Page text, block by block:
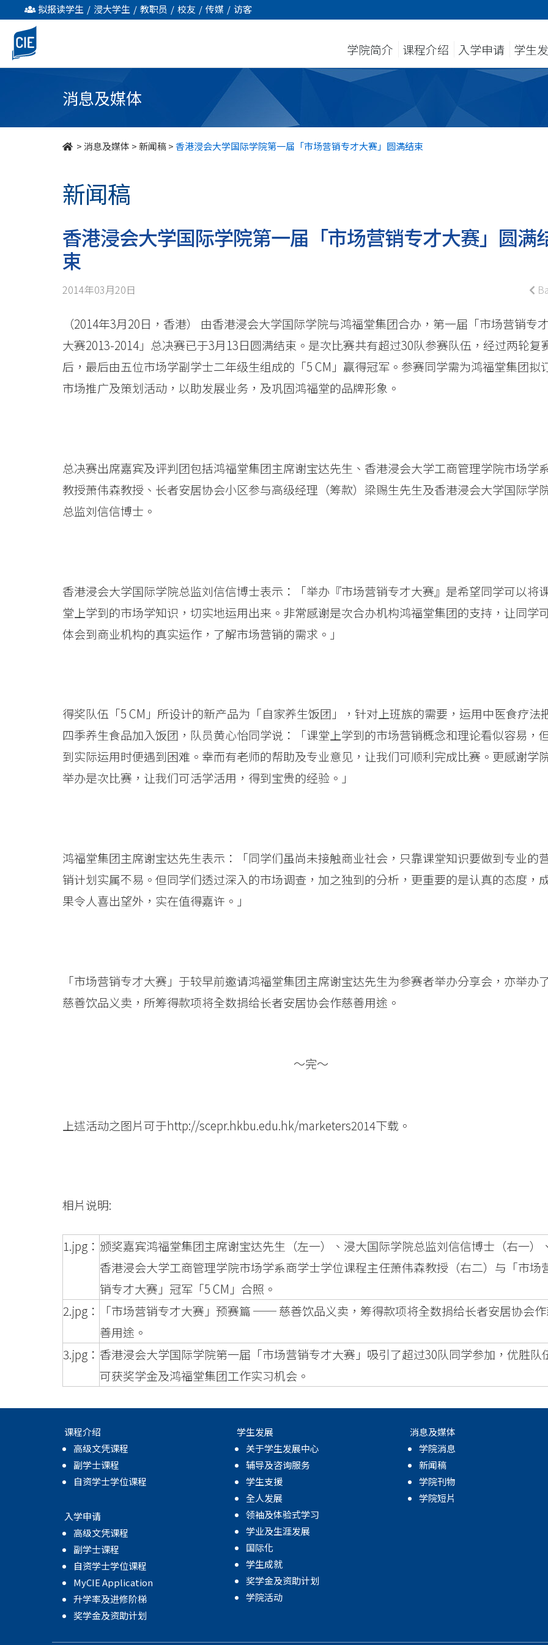
香
港
浸
拟报读学生 / 浸大学生 / 教职员 / 校友 / 传媒 / 访客
学院简介 课程介绍 入学申请 学生
消息及媒体
>消息及媒体 >新闻稿>香港浸会大学国际学院第一届「市场营销专才大赛」圆满结束
新闻稿
香港浸会大学国际学院第一届「市场营销专才大赛」圆满
束
2014年03月20日
（2014年3月20日，香港） 由香港浸会大学国际学院与鸿福堂集团合办，第一届「市场营销专才
大赛2013-2014」总决赛已于3月13日圆满结束。是次比赛共有超过30队参赛队伍，经过两轮复
后，最后由五位市场学副学士二年级生组成的「5 CM」赢得冠军。参赛同学需为鸿福堂集团拟
市场推广及策划活动，以助发展业务，及巩固鸿福堂的品牌形象。
总决赛出席嘉宾及评判团包括鸿福堂集团主席谢宝达先生、香港浸会大学工商管理学院市场学
教授萧伟森教授、长者安居协会小区参与高级经理（筹款）梁赐生先生及香港浸会大学国际学
总监刘信信博士。
香港浸会大学国际学院总监刘信信博士表示：「举办『市场营销专才大赛』是希望同学可以将
堂上学到的市场学知识，切实地运用出来。非常感谢是次合办机构鸿福堂集团的支持，让同学
体会到商业机构的真实运作，了解市场营销的需求。」
得奖队伍「5 CM」所设计的新产品为「自家养生饭团」，针对上班族的需要，运用中医食疗法
四季养生食品加入饭团，队员黄心怡同学说：「课堂上学到的市场营销概念和理论看似容易，
到实际运用时便遇到困难。幸而有老师的帮助及专业意见，让我们可顺利完成比赛。更感谢学
举办是次比赛，让我们可活学活用，得到宝贵的经验。」
鸿福堂集团主席谢宝达先生表示：「同学们虽尚未接触商业社会，只靠课堂知识要做到专业的
销计划实属不易。但同学们透过深入的市场调查，加之独到的分析，更重要的是认真的态度，
果令人喜出望外，实在值得嘉许。」
「市场营销专才大赛」于较早前邀请鸿福堂集团主席谢宝达先生为参赛者举办分享会，亦举办
慈善饮品义卖，所筹得款项将全数捐给长者安居协会作慈善用途。
～完～
上述活动之图片可于http://scepr.hkbu.edu.hk/marketers2014下载。
相片说明:
1.jpg： 颁奖嘉宾鸿福堂集团主席谢宝达先生（左一）、浸大国际学院总监刘信信博士（右一）、
香港浸会大学工商管理学院市场学系商学士学位课程主任萧伟森教授（右二）与「市场
销专才大赛」冠军「5 CM」合照。
2.jpg：
「市场营销专才大赛」预赛篇 ── 慈善饮品义卖，筹得款项将全数捐给长者安居协会
善用途。
3.jpg： 香港浸会大学国际学院第一届「市场营销专才大赛」吸引了超过30队同学参加，优胜队
可获奖学金及鸿福堂集团工作实习机会。
课程介绍
高级文凭课程
副学士课程
自资学士学位课程
入学申请
高级文凭课程
副学士课程
自资学士学位课程
MyCIE Application
升学率及进修阶梯
奖学金及资助计划
学生发展
关于学生发展中心
辅导及咨询服务
学生支援
全人发展
领袖及体验式学习
学业及生涯发展
国际化
学生成就
奖学金及资助计划
学院活动
消息及媒体
学院消息
新闻稿
学院刊物
学院短片